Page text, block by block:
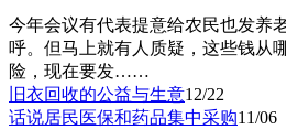
今年会议有代表提意给农民也发养
呼。但马上就有人质疑，这些钱从
险，现在要发……
旧衣回收的公益与生意12/22
话说居民医保和药品集中采购11/06